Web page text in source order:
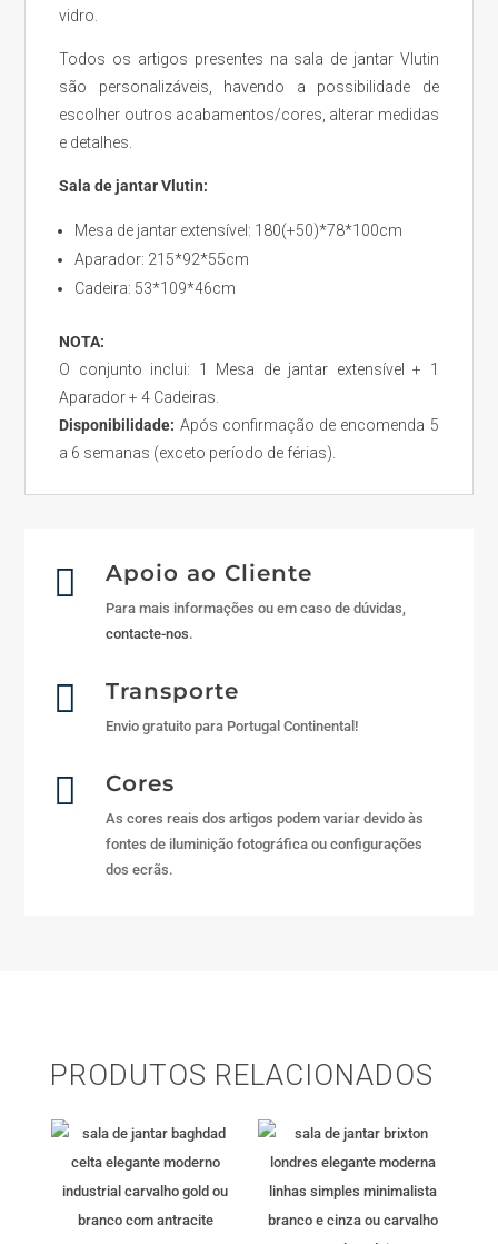
vidro.
Todos os artigos presentes na sala de jantar Vlutin
são personalizáveis, havendo a possibilidade de
escolher outros acabamentos/cores, alterar medidas
e detalhes.
Sala de jantar Vlutin:
Mesa de jantar extensível: 180(+50)*78*100cm
Aparador: 215*92*55cm
Cadeira: 53*109*46cm
NOTA:
O conjunto inclui: 1 Mesa de jantar extensível + 1
Aparador + 4 Cadeiras.
Disponibilidade: Após confirmação de encomenda 5
a 6 semanas (exceto período de férias).
 Apoio ao Cliente
Para mais informações ou em caso de dúvidas,
contacte-nos.
 Transporte
Envio gratuito para Portugal Continental!
 Cores
As cores reais dos artigos podem variar devido às
fontes de iluminição fotográfica ou configurações
dos ecrãs.
PRODUTOS RELACIONADOS